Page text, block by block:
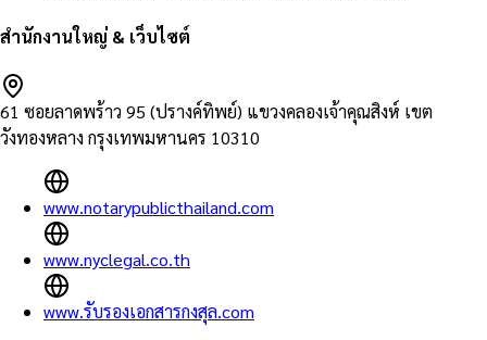
สำนักงานใหญ่ & เว็บไซต์
61 ซอยลาดพร้าว 95 (ปรางค์ทิพย์) แขวงคลองเจ้าคุณสิงห์ เขต
วังทองหลาง กรุงเทพมหานคร 10310
www.notarypublicthailand.com
www.nyclegal.co.th
www.รับรองเอกสารกงสุล.com